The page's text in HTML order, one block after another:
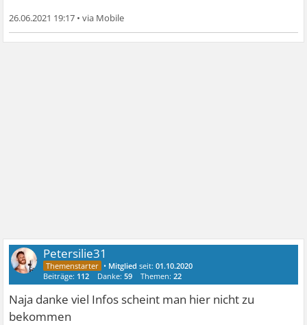
26.06.2021 19:17 •
Petersilie31
• Mitglied seit:01.10.2020
Beiträge: 112 Danke:59 Themen:22
Naja danke viel Infos scheint man hier nicht zu
bekommen